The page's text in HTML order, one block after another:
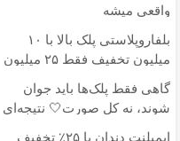
واقعی میشه
بلفاروپلاستی پلک بالا با ۱۰
میلیون تخفیف فقط ۲۵ میلیون
✅
گاهی فقط پلک‌ها باید جوان
شوند، نه کل صورت🤍 نتیجه‌ای
ایمپلنت دندان با ۲۵٪ تخفیف